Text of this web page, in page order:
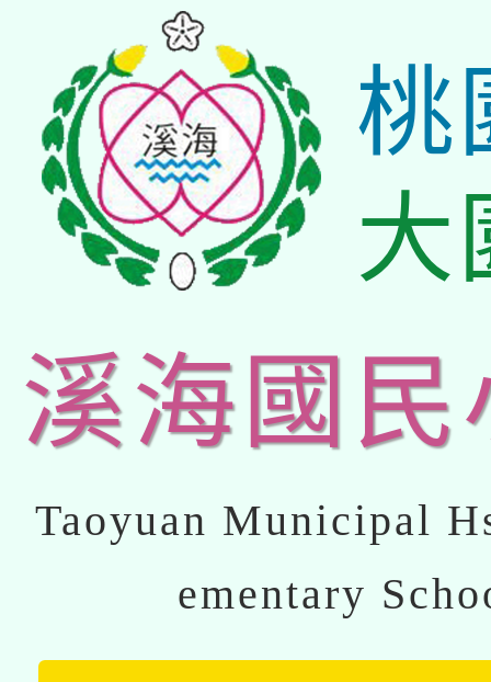
桃
大
溪海國民
Taoyuan Municipal
ementary